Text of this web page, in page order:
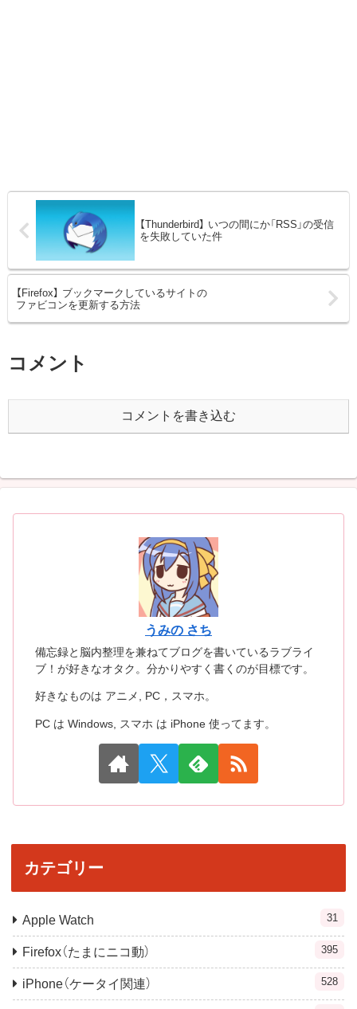
【Thunderbird】 いつの間にか「RSS」の受信
を失敗していた件
【Firefox】 ブックマークしているサイトの
ファビコンを更新する方法
コメント
コメントを書き込む
うみの さち
備忘録と脳内整理を兼ねてブログを書いているラブライ
ブ！が好きなオタク。分かりやすく書くのが目標です。
好きなものは アニメ, PC，スマホ。
PC は Windows, スマホ は iPhone 使ってます。
カテゴリー
Apple Watch 31
Firefox（たまにニコ動） 395
iPhone（ケータイ関連） 528